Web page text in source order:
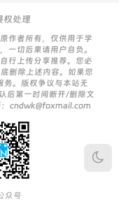
权处理
作者所有，仅供用于学
一切后果请用户自负。
行上传分享推荐。您必
删除上述内容。如果您
务。版权争议与本站无
后第一时间断开/删除文
：cndwk@foxmail.com
众号